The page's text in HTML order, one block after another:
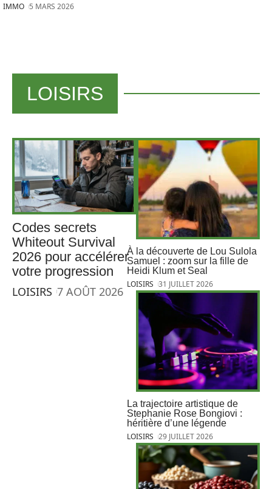
IMMO 5 MARS 2026
LOISIRS
Codes secrets
Whiteout Survival
2026 pour accélérer
votre progression
LOISIRS 7 AOÛT 2026
À la découverte de Lou Sulola
Samuel : zoom sur la fille de
Heidi Klum et Seal
LOISIRS 31 JUILLET 2026
La trajectoire artistique de
Stephanie Rose Bongiovi :
héritière d’une légende
LOISIRS 29 JUILLET 2026